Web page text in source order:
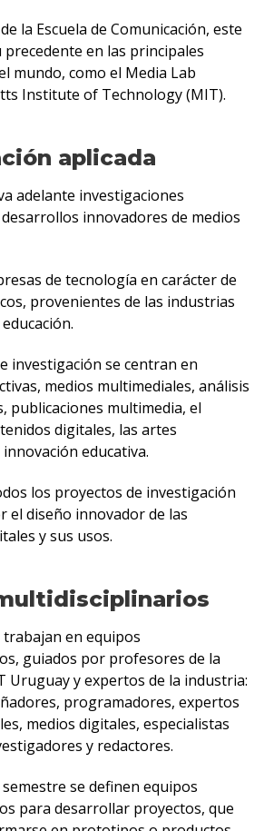
la Escuela de Comunicación, este
en las principales
mundo, como el Media Lab
Institute of Technology (MIT).
aplicada
adelante investigaciones
innovadores de medios
de tecnología en carácter de
provenientes de las industrias
investigación se centran en
medios multimediales, análisis
publicaciones multimedia, el
digitales, las artes
educativa.
los proyectos de investigación
el diseño innovador de las
y sus usos.
en equipos
guiados por profesores de la
Uruguay y expertos de la industria:
programadores, expertos
medios digitales, especialistas
y redactores.
se definen equipos
para desarrollar proyectos, que